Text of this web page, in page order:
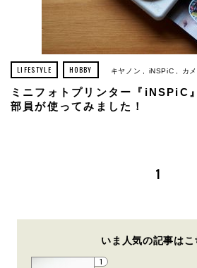
LIFESTYLE HOBBY キヤノン iNSPiC カ
ミニフォトプリンター『iNSPiC
部員が使ってみました！
1
いま人気の記事はこ
1